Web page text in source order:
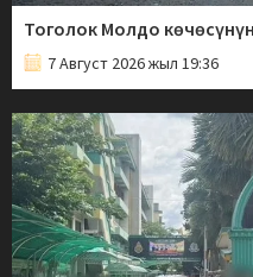
Тоголок Молдо
7 Август 2026 жыл 19:36